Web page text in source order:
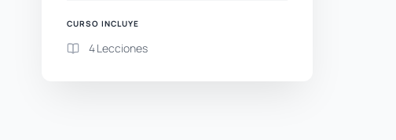
CURSO INCLUYE
4 Lecciones